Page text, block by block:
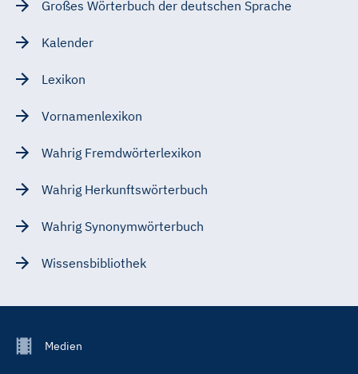
Großes Wörterbuch der deutschen Sprache
Kalender
Lexikon
Vornamenlexikon
Wahrig Fremdwörterlexikon
Wahrig Herkunftswörterbuch
Wahrig Synonymwörterbuch
Wissensbibliothek
FooterMedien